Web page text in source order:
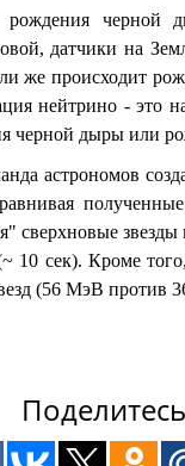
черной
датчики на
же происходит
нейтрино - это
черной дыры или
астрономов
сверхновые
сек). Кроме
(56 МэВ против